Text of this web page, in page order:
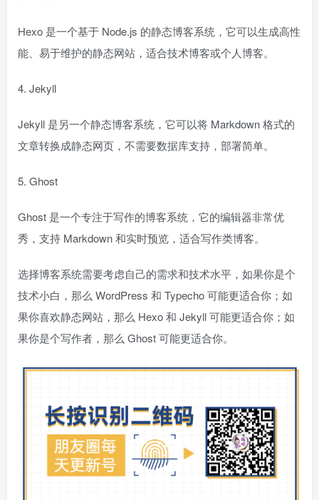
Hexo 是一个基于 Node.js 的静态博客系统，它可以生成高性
能、易于维护的静态网站，适合技术博客或个人博客。
4. Jekyll
Jekyll 是另一个静态博客系统，它可以将 Markdown 格式的
文章转换成静态网页，不需要数据库支持，部署简单。
5. Ghost
Ghost 是一个专注于写作的博客系统，它的编辑器非常优
秀，支持 Markdown 和实时预览，适合写作类博客。
选择博客系统需要考虑自己的需求和技术水平，如果你是个
技术小白，那么 WordPress 和 Typecho 可能更适合你；如
果你喜欢静态网站，那么 Hexo 和 Jekyll 可能更适合你；如
果你是个写作者，那么 Ghost 可能更适合你。